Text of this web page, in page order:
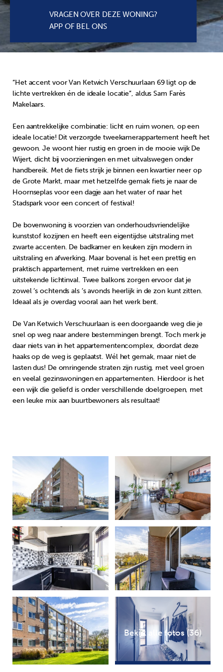
VRAGEN OVER DEZE WONING?
APP OF BEL ONS
“Het accent voor Van Ketwich Verschuurlaan 69 ligt op de
lichte vertrekken én de ideale locatie”, aldus Sam Farès
Makelaars.
Een aantrekkelijke combinatie: licht en ruim wonen, op een
ideale locatie! Dit verzorgde tweekamerappartement heeft het
gewoon. Je woont hier rustig en groen in de mooie wijk De
Wijert, dicht bij voorzieningen en met uitvalswegen onder
handbereik. Met de fiets strijk je binnen een kwartier neer op
de Grote Markt, maar met hetzelfde gemak fiets je naar de
Hoornseplas voor een dagje aan het water of naar het
Stadspark voor een concert of festival!
De bovenwoning is voorzien van onderhoudsvriendelijke
kunststof kozijnen en heeft een eigentijdse uitstraling met
zwarte accenten. De badkamer en keuken zijn modern in
uitstraling en afwerking. Maar bovenal is het een prettig en
praktisch appartement, met ruime vertrekken en een
uitstekende lichtinval. Twee balkons zorgen ervoor dat je
zowel ‘s ochtends als ’s avonds heerlijk in de zon kunt zitten.
Ideaal als je overdag vooral aan het werk bent.
De Van Ketwich Verschuurlaan is een doorgaande weg die je
snel op weg naar andere bestemmingen brengt. Toch merk je
daar niets van in het appartementencomplex, doordat deze
haaks op de weg is geplaatst. Wél het gemak, maar niet de
lasten dus! De omringende straten zijn rustig, met veel groen
en veelal gezinswoningen en appartementen. Hierdoor is het
een wijk die geliefd is onder verschillende doelgroepen, met
een leuke mix aan buurtbewoners als resultaat!
Bekijk alle fotos (36)